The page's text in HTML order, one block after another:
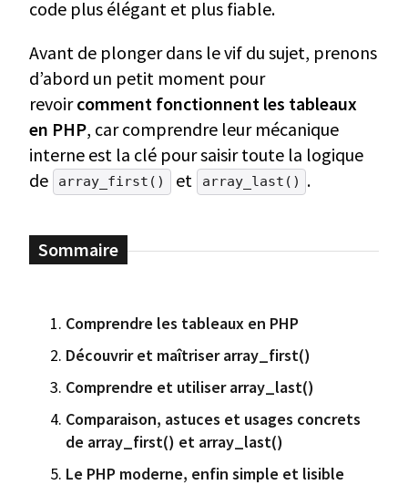
code plus élégant et plus fiable.
Avant de plonger dans le vif du sujet, prenons
d’abord un petit moment pour
revoircomment fonctionnent les tableaux
en PHP, car comprendre leur mécanique
interne est la clé pour saisir toute la logique
de
array_first() et array_last() .
Comprendre les tableaux en PHP
Découvrir et maîtriser array_first()
Comprendre et utiliser array_last()
Comparaison, astuces et usages concrets
de array_first() et array_last()
Le PHP moderne, enfin simple et lisible